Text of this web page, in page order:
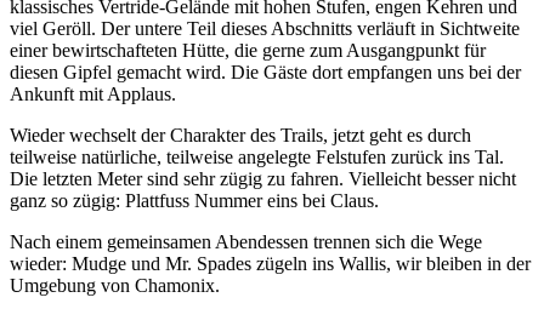
klassisches Vertride-Gelände mit hohen Stufen, engen Kehren und
viel Geröll. Der untere Teil dieses Abschnitts verläuft in Sichtweite
einer bewirtschafteten Hütte, die gerne zum Ausgangpunkt für
diesen Gipfel gemacht wird. Die Gäste dort empfangen uns bei der
Ankunft mit Applaus.
Wieder wechselt der Charakter des Trails, jetzt geht es durch
teilweise natürliche, teilweise angelegte Felstufen zurück ins Tal.
Die letzten Meter sind sehr zügig zu fahren. Vielleicht besser nicht
ganz so zügig: Plattfuss Nummer eins bei Claus.
Nach einem gemeinsamen Abendessen trennen sich die Wege
wieder: Mudge und Mr. Spades zügeln ins Wallis, wir bleiben in der
Umgebung von Chamonix.